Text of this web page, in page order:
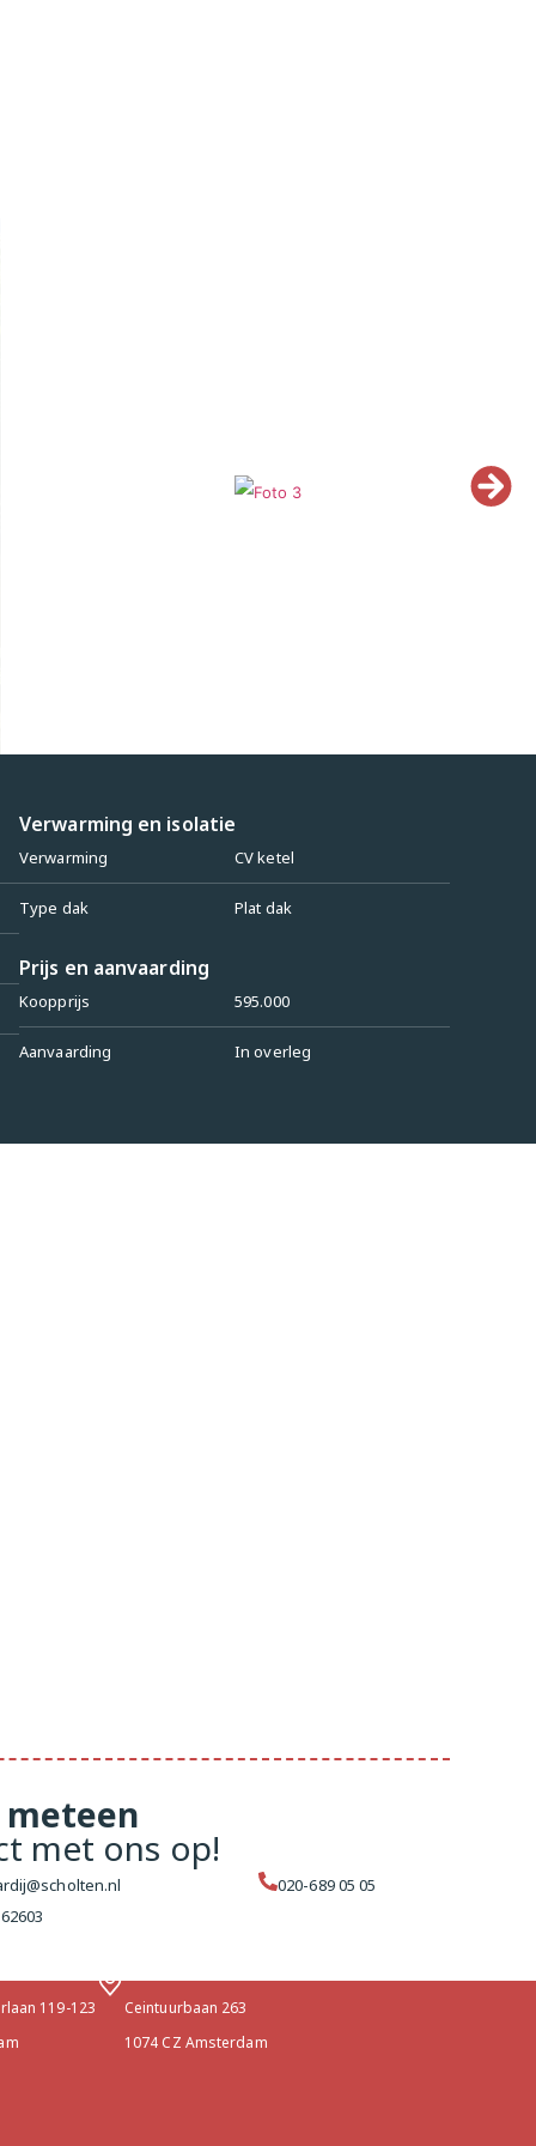
Verwarming en isolatie
Verwarming CV ketel
Type dak Plat dak
Prijs en aanvaarding
Koopprijs 595.000
Aanvaarding In overleg
Wij staan
meteen
met ons op!
020-689 05 05
119-123
Ceintuurbaan 263
1074 CZ Amsterdam